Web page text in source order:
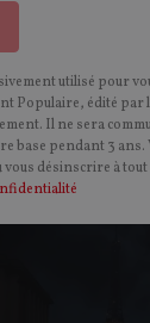
aussi
utilisé pour
Populaire, édité par
Il ne sera
base pendant 3
vous désinscrire à